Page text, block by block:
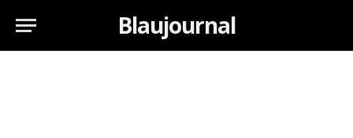
Blaujournal